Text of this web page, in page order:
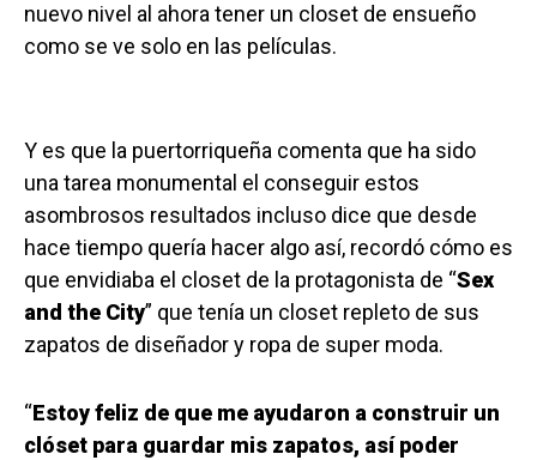
nuevo nivel al ahora tener un closet de ensueño
como se ve solo en las películas.
Y es que la puertorriqueña comenta que ha sido
una tarea monumental el conseguir estos
asombrosos resultados incluso dice que desde
hace tiempo quería hacer algo así, recordó cómo es
que envidiaba el closet de la protagonista de “Sex
and the City” que tenía un closet repleto de sus
zapatos de diseñador y ropa de super moda.
“Estoy feliz de que me ayudaron a construir un
clóset para guardar mis zapatos, así poder